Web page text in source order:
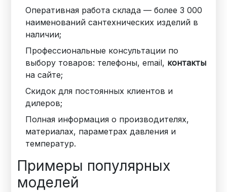
Оперативная работа склада — более 3 000
наименований сантехнических изделий в
наличии;
Профессиональные консультации по
выбору товаров: телефоны, email, контакты
на сайте;
Скидок для постоянных клиентов и
дилеров;
Полная информация о производителях,
материалах, параметрах давления и
температур.
Примеры популярных
моделей